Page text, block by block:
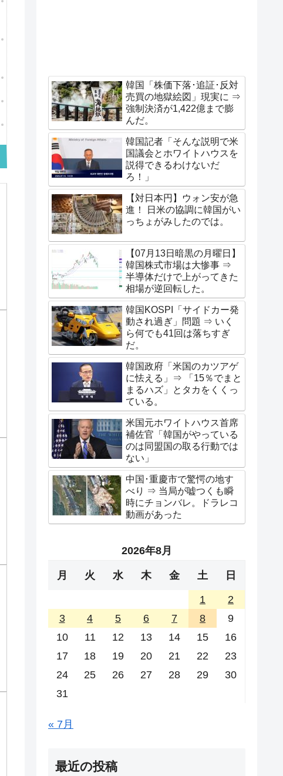
韓国「株価下落･追証･反対
売買の地獄絵図」現実に ⇒
強制決済が1,422億まで膨
んだ。
韓国記者「そんな説明で米
国議会とホワイトハウスを
説得できるわけないだ
ろ！」
【対日本円】ウォン安が急
進！ 日米の協調に韓国がい
っちょがみしたのでは。
【07月13日暗黒の月曜日】
韓国株式市場は大惨事 ⇒
半導体だけで上がってきた
相場が逆回転した。
韓国KOSPI「サイドカー発
動され過ぎ」問題 ⇒ いく
ら何でも41回は落ちすぎ
だ。
韓国政府「米国のカツアゲ
に怯える」⇒ 「15％でまと
まるハズ」とタカをくくっ
ている。
米国元ホワイトハウス首席
補佐官「韓国がやっている
のは同盟国の取る行動では
ない」
中国･重慶市で驚愕の地す
べり ⇒ 当局が嘘つくも瞬
時にチョンバレ。ドラレコ
動画があった
2026年8月
月 火 水 木 金 土 日
1
2
3
4 5 6 7 8
9
10
11 12 13 14 15
16
17
18 19 20 21 22
23
24
25 26 27 28 29
30
31
« 7月
最近の投稿